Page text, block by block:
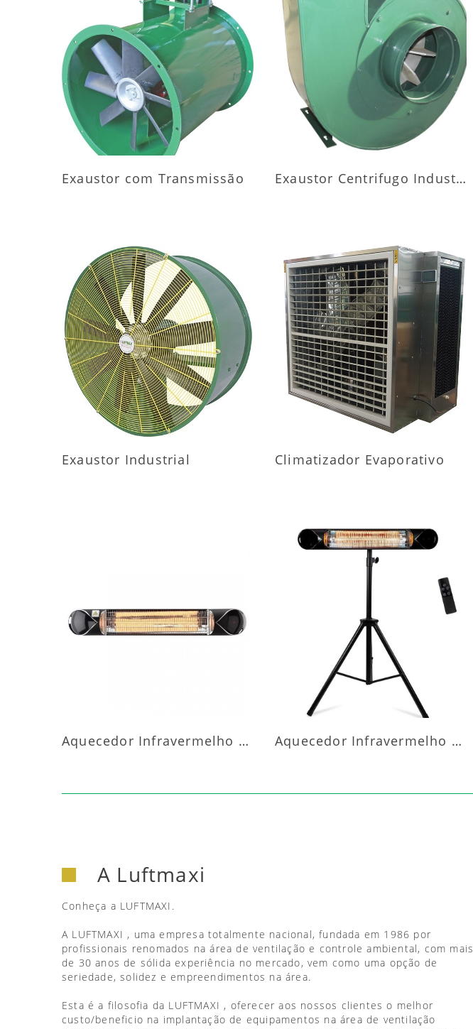
MAIS INFORMAÇÕES
Exaustor com Transmissão
MAIS INFORMAÇÕES
Exaustor Centrifugo Industrial
MAIS INFORMAÇÕES
Exaustor Industrial
MAIS INFORMAÇÕES
Climatizador Evaporativo
MAIS INFORMAÇÕES
Aquecedor Infravermelho Parede
MAIS INFORMAÇÕES
Aquecedor Infravermelho Pedestal
A Luftmaxi
Conheça a LUFTMAXI.
A LUFTMAXI , uma empresa totalmente nacional, fundada em 1986 por
profissionais renomados na área de ventilação e controle ambiental, com mais
de 30 anos de sólida experiência no mercado, vem como uma opção de
seriedade, solidez e empreendimentos na área.
Esta é a filosofia da LUFTMAXI , oferecer aos nossos clientes o melhor
custo/beneficio na implantação de equipamentos na área de ventilação